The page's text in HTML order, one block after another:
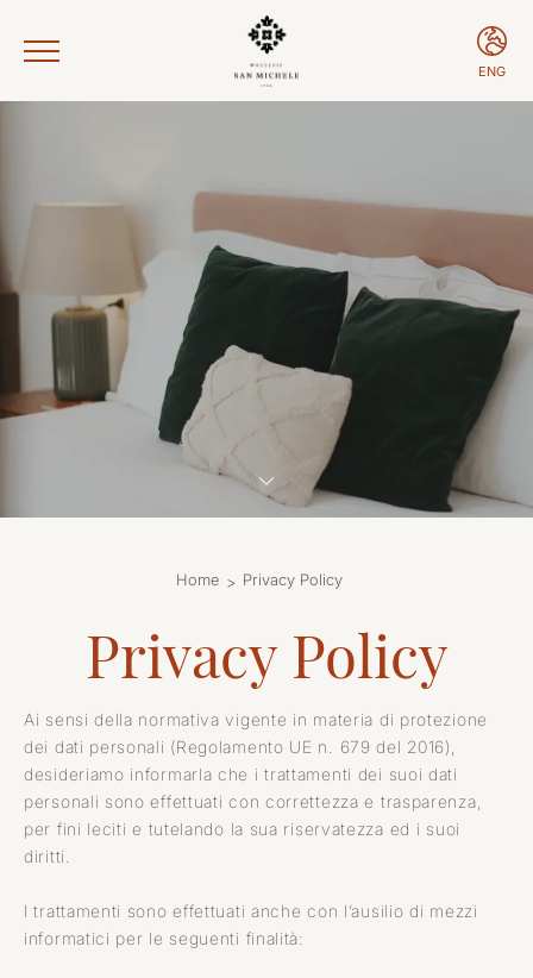
ENG
Home Privacy Policy
Privacy Policy
Ai sensi della normativa vigente in materia di protezione
dei dati personali (Regolamento UE n. 679 del 2016),
desideriamo informarla che i trattamenti dei suoi dati
personali sono effettuati con correttezza e trasparenza,
per fini leciti e tutelando la sua riservatezza ed i suoi
diritti.
I trattamenti sono effettuati anche con l’ausilio di mezzi
informatici per le seguenti finalità: